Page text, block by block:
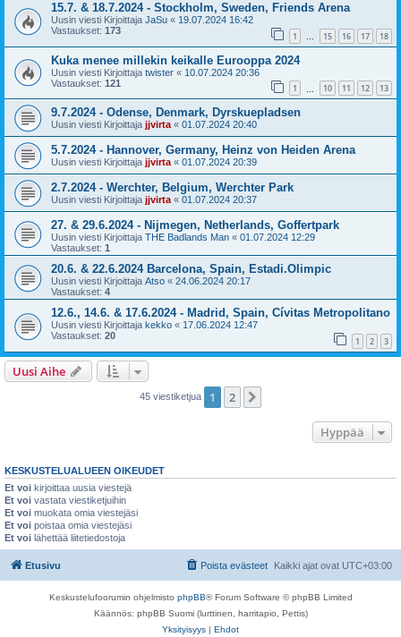
15.7. & 18.7.2024 - Stockholm, Sweden, Friends Arena
Uusin viesti Kirjoittaja JaSu « 19.07.2024 16:42
Vastaukset: 173 1 … 15 16 17 18
Kuka menee millekin keikalle Eurooppa 2024
Uusin viesti Kirjoittaja twister « 10.07.2024 20:36
Vastaukset: 121 1 10 11 12 13
9.7.2024 - Odense, Denmark, Dyrskuepladsen
Uusin viesti Kirjoittaja jjvirta« 01.07.2024 20:40
5.7.2024 - Hannover, Germany, Heinz von Heiden Arena
Uusin viesti Kirjoittaja jjvirta« 01.07.2024 20:39
2.7.2024 - Werchter, Belgium, Werchter Park
Uusin viesti Kirjoittaja jjvirta« 01.07.2024 20:37
27. & 29.6.2024 - Nijmegen, Netherlands, Goffertpark
Uusin viesti Kirjoittaja THE Badlands Man « 01.07.2024 12:29
Vastaukset: 1
20.6. & 22.6.2024 Barcelona, Spain, Estadi.Olimpic
Uusin viesti Kirjoittaja Atso « 24.06.2024 20:17
Vastaukset: 4
12.6., 14.6. & 17.6.2024 - Madrid, Spain, Cívitas Metropolitano
Uusin viesti Kirjoittaja kekko « 17.06.2024 12:47
Vastaukset: 20 1 2 3
Uusi Aihe
45 viestiketjua 1 2
Hyppää
KESKUSTELUALUEEN OIKEUDET
Et voi kirjoittaa uusia viestejä
Et voi vastata viestiketjuihin
Et voi muokata omia viestejäsi
Et voi poistaa omia viestejäsi
Et voi lähettää liitetiedostoja
Etusivu Kaikki ajat ovat UTC+03:00
Poista evästeet
Keskustelufoorumin ohjelmisto phpBB® Forum Software © phpBB Limited
Käännös: phpBB Suomi (lurttinen, harritapio, Pettis)
Yksityisyys | Ehdot